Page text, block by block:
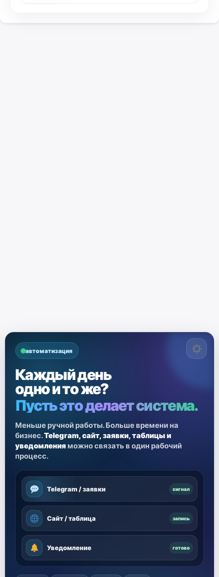
автоматизация
Каждый день
одно и то же?
Пусть это делает система.
Меньше ручной работы. Больше времени на
бизнес.Telegram, сайт, заявки, таблицы и
уведомления можно связать в один рабочий
процесс.
Telegram / заявки сигнал
Сайт / таблица запись
Уведомление готово